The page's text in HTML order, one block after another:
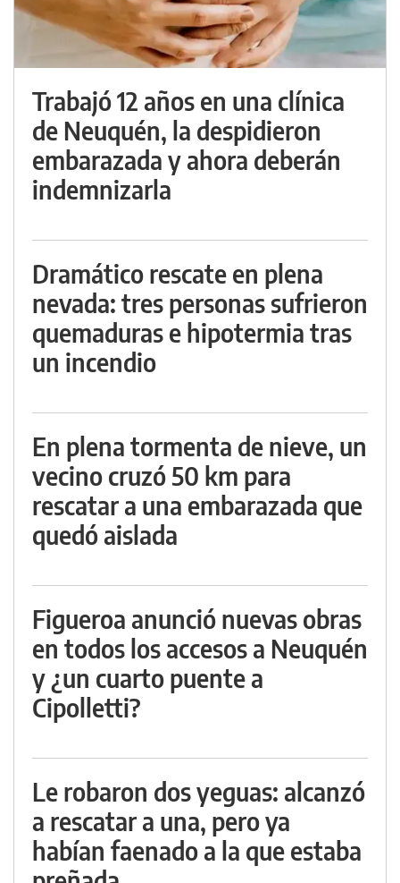
Trabajó 12 años en una clínica
de Neuquén, la despidieron
embarazada y ahora deberán
indemnizarla
Dramático rescate en plena
nevada: tres personas sufrieron
quemaduras e hipotermia tras
un incendio
En plena tormenta de nieve, un
vecino cruzó 50 km para
rescatar a una embarazada que
quedó aislada
Figueroa anunció nuevas obras
en todos los accesos a Neuquén
y ¿un cuarto puente a
Cipolletti?
Le robaron dos yeguas: alcanzó
a rescatar a una, pero ya
habían faenado a la que estaba